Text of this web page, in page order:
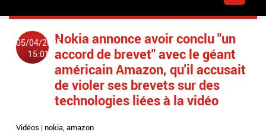
05/04/2025
15:01
Nokia annonce avoir conclu "un
accord de brevet" avec le géant
américain Amazon, qu'il accusait
de violer ses brevets sur des
technologies liées à la vidéo
Vidéos |nokia,amazon